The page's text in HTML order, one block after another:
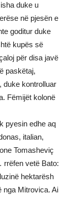
duke u
në pjesën e
goditur duke
kupës së
për disa javë
paskëtaj,
duke kontrolluar
Fëmijët kolonë
pyesin edhe aq
italian,
Tomasheviç
vetë Bato:
hektarësh
nga Mitrovica. Ai